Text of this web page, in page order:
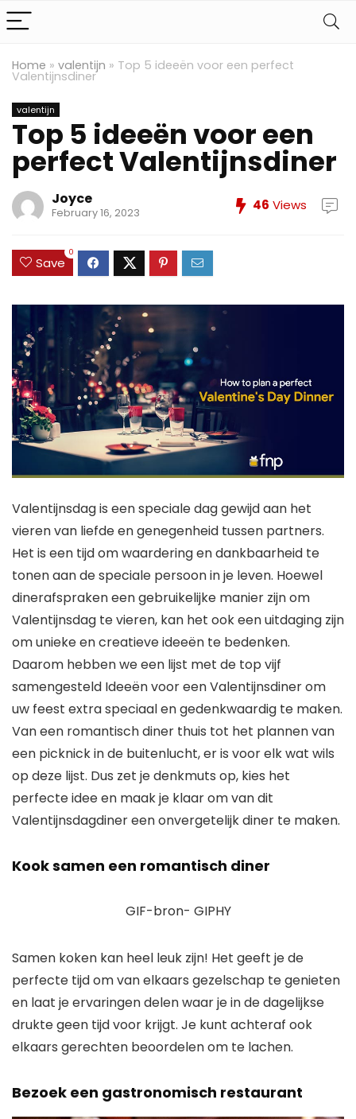
Home » valentijn » Top 5 ideeën voor een perfect
Valentijnsdiner
valentijn
Top 5 ideeën voor een
perfect Valentijnsdiner
Joyce
February 16, 2023 46 Views
Save
0
Valentijnsdag is een speciale dag gewijd aan het
vieren van liefde en genegenheid tussen partners.
Het is een tijd om waardering en dankbaarheid te
tonen aan de speciale persoon in je leven. Hoewel
dinerafspraken een gebruikelijke manier zijn om
Valentijnsdag te vieren, kan het ook een uitdaging zijn
om unieke en creatieve ideeën te bedenken.
Daarom hebben we een lijst met de top vijf
samengesteld Ideeën voor een Valentijnsdinerom
uw feest extra speciaal en gedenkwaardig te maken.
Van een romantisch diner thuis tot het plannen van
een picknick in de buitenlucht, er is voor elk wat wils
op deze lijst. Dus zet je denkmuts op, kies het
perfecte idee en maak je klaar om van dit
Valentijnsdagdiner een onvergetelijk diner te maken.
Kook samen een romantisch diner
GIF-bron- GIPHY
Samen koken kan heel leuk zijn! Het geeft je de
perfecte tijd om van elkaars gezelschap te genieten
en laat je ervaringen delen waar je in de dagelijkse
drukte geen tijd voor krijgt. Je kunt achteraf ook
elkaars gerechten beoordelen om te lachen.
Bezoek een gastronomisch restaurant